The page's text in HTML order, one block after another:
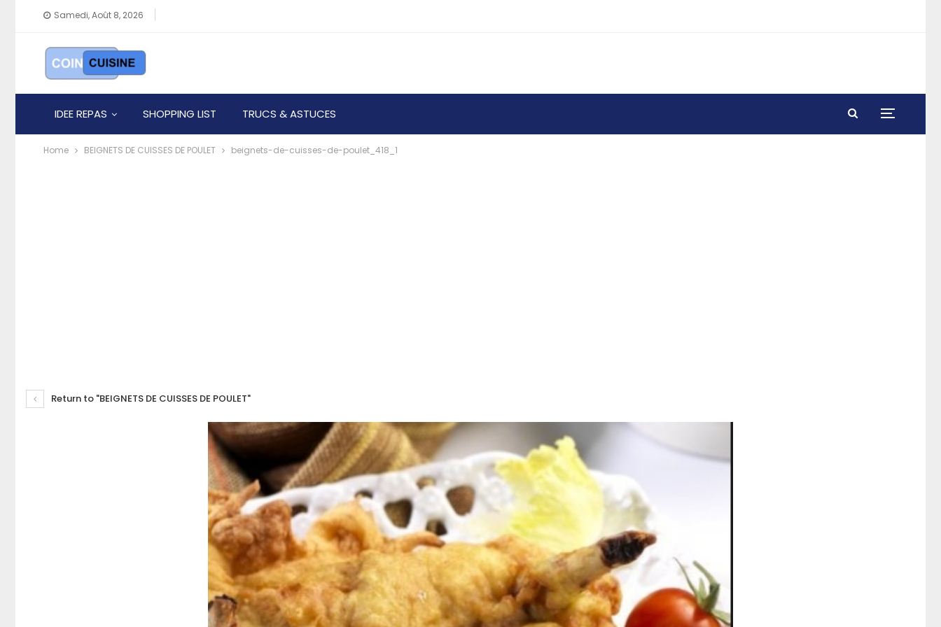
Samedi, Août 8, 2026
IDEE REPAS SHOPPING LIST TRUCS & ASTUCES
Home BEIGNETS DE CUISSES DE POULET beignets-de-cuisses-de-poulet_418_1
Return to "BEIGNETS DE CUISSES DE POULET"